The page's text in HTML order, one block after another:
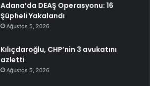
Adana’da DEAŞ Operasyonu: 16
Şüpheli Yakalandı
Ağustos 5, 2026
Kılıçdaroğlu, CHP’nin 3 avukatını
azletti
Ağustos 5, 2026